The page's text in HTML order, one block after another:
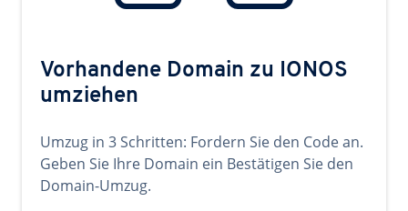
Vorhandene Domain zu IONOS
umziehen
Umzug in 3 Schritten: Fordern Sie den Code an.
Geben Sie Ihre Domain ein Bestätigen Sie den
Domain-Umzug.